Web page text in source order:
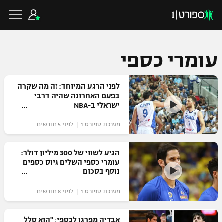
כדורגל ישראלי
ליגת העל
גביע הטוטו
ליגיונרים
גביע המדינה
כדורגל עולמי
ליגת האלופות
ליגה אירופית
ליגה אנגלית
כדורסל ישראלי
ליגת ווינר סל
כדורסל עולמי
NBA
עומרי כספי
לפני הרגע המיוחד: זה מה שקרה
בפעם האחרונה שהיה דרבי
ישראלי ב-NBA
מערכת ספורט 1 | לפני 5 חודשים
הגיע לשווי של 300 מיליון דולר:
עומרי כספי השלים גיוס כספים
נוסף בסכום
מערכת ספורט 1 | לפני 8 חודשים
אבדיה מפרגן לכספי: "הוא סלל